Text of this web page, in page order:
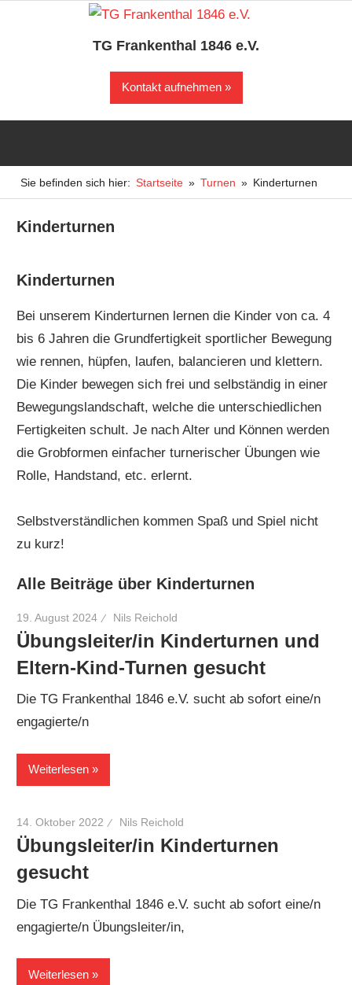
TG Frankenthal 1846 e.V.
Kontakt aufnehmen
Sie befinden sich hier: Startseite Turnen Kinderturnen
Kinderturnen
Kinderturnen
Bei unserem Kinderturnen lernen die Kinder von ca. 4
bis 6 Jahren die Grundfertigkeit sportlicher Bewegung
wie rennen, hüpfen, laufen, balancieren und klettern.
Die Kinder bewegen sich frei und selbständig in einer
Bewegungslandschaft, welche die unterschiedlichen
Fertigkeiten schult. Je nach Alter und Können werden
die Grobformen einfacher turnerischer Übungen wie
Rolle, Handstand, etc. erlernt.
Selbstverständlichen kommen Spaß und Spiel nicht
zu kurz!
Alle Beiträge über Kinderturnen
19. August 2024 Nils Reichold
Übungsleiter/in Kinderturnen und
Eltern-Kind-Turnen gesucht
Die TG Frankenthal 1846 e.V. sucht ab sofort eine/n
engagierte/n
Weiterlesen
14. Oktober 2022 Nils Reichold
Übungsleiter/in Kinderturnen
gesucht
Die TG Frankenthal 1846 e.V. sucht ab sofort eine/n
engagierte/n Übungsleiter/in,
Weiterlesen